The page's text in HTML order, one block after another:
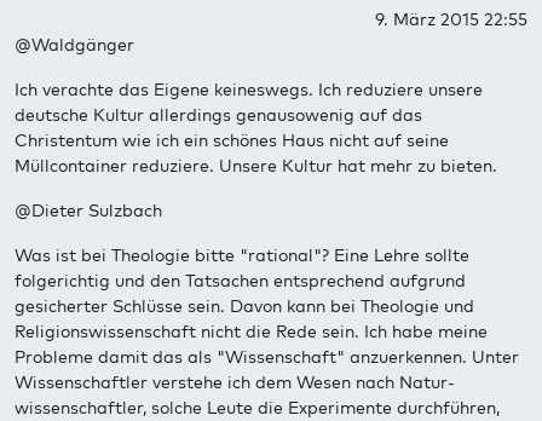
9. März 2015 22:55
@Waldgänger
Ich verachte das Eigene keineswegs. Ich reduziere unsere
deutsche Kultur allerdings genausowenig auf das
Christentum wie ich ein schönes Haus nicht auf seine
Müllcontainer reduziere. Unsere Kultur hat mehr zu bieten.
@Dieter Sulzbach
Was ist bei Theologie bitte "rational"? Eine Lehre sollte
folgerichtig und den Tatsachen entsprechend aufgrund
gesicherter Schlüsse sein. Davon kann bei Theologie und
Religionswissenschaft nicht die Rede sein. Ich habe meine
Probleme damit das als "Wissenschaft" anzuerkennen. Unter
Wissenschaftler verstehe ich dem Wesen nach Natur-
wissenschaftler, solche Leute die Experimente durchführen,